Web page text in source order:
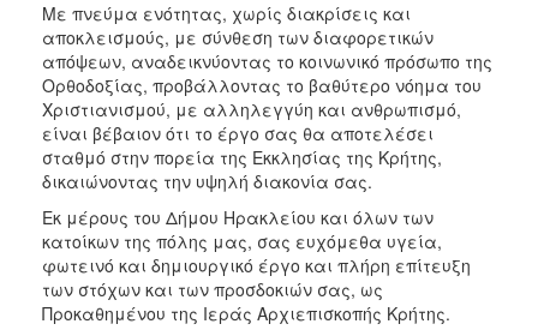
Με πνεύμα ενότητας, χωρίς διακρίσεις και
αποκλεισμούς, με σύνθεση των διαφορετικών
απόψεων, αναδεικνύοντας το κοινωνικό πρόσωπο της
Ορθοδοξίας, προβάλλοντας το βαθύτερο νόημα του
Χριστιανισμού, με αλληλεγγύη και ανθρωπισμό,
είναι βέβαιον ότι το έργο σας θα αποτελέσει
σταθμό στην πορεία της Εκκλησίας της Κρήτης,
δικαιώνοντας την υψηλή διακονία σας.
Εκ μέρους του Δήμου Ηρακλείου και όλων των
κατοίκων της πόλης μας, σας ευχόμεθα υγεία,
φωτεινό και δημιουργικό έργο και πλήρη επίτευξη
των στόχων και των προσδοκιών σας, ως
Προκαθημένου της Ιεράς Αρχιεπισκοπής Κρήτης.